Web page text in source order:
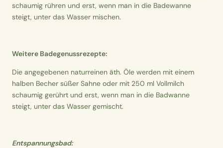
schaumig rühren und erst, wenn man in die Badewanne
steigt, unter das Wasser mischen.
Weitere Badegenussrezepte:
Die angegebenen naturreinen äth. Öle werden mit einem
halben Becher süßer Sahne oder mit 250 ml Vollmilch
schaumig gerührt und erst, wenn man in die Badwanne
steigt, unter das Wasser gemischt.
Entspannungsbad: